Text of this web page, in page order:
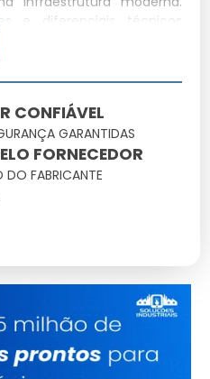
e diferenciais técnicos
mais assertiva para seus
Detalhes
Polímeros estruturais
Tratamento de
proteção UV
integrado
Consultoria
Especializada
CONFIÁVEL
GARANTIDAS
FORNECEDOR
DO FABRICANTE